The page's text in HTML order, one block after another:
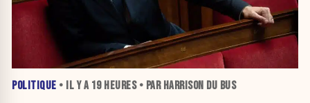
POLITIQUE • IL Y A 19 HEURES• PAR HARRISON DU BUS